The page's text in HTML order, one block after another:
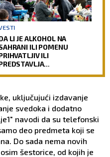
LI JE ALKOHOL NA
ILI POMENU
ILI
uključujući izdavanje
svedoka i dodatno
navodi da su telefonski
deo predmeta koji se
Do sada nema novih
šestorice, od kojih je